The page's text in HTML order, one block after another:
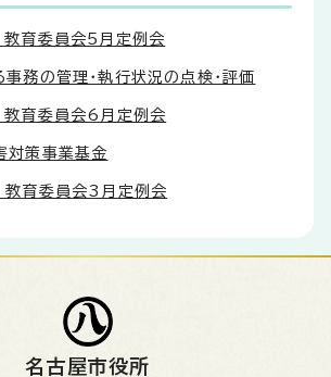
育委員会5月定例会
務の管理・執行状況の点検・評価
育委員会6月定例会
対策事業基金
育委員会3月定例会
名古屋市役所